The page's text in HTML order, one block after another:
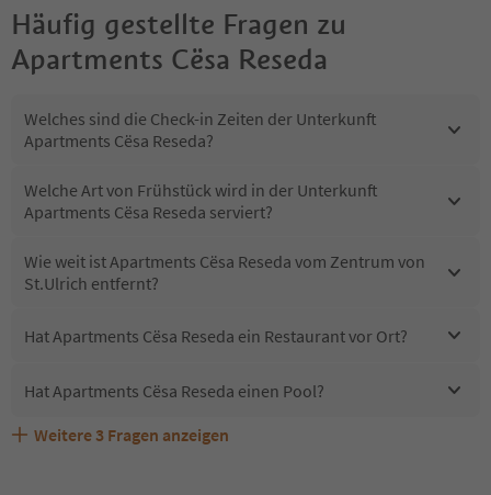
Häufig gestellte Fragen zu
Apartments Cësa Reseda
Welches sind die Check-in Zeiten der Unterkunft
Apartments Cësa Reseda?
Welche Art von Frühstück wird in der Unterkunft
Apartments Cësa Reseda serviert?
Wie weit ist Apartments Cësa Reseda vom Zentrum von
St.Ulrich entfernt?
Hat Apartments Cësa Reseda ein Restaurant vor Ort?
Hat Apartments Cësa Reseda einen Pool?
Sind Haustiere in der Unterkunft Apartments Cësa
Welche Services bietet Apartments Cësa Reseda?
Erhalten die Gäste von Apartments Cësa Reseda einen
Weitere 3 Fragen anzeigen